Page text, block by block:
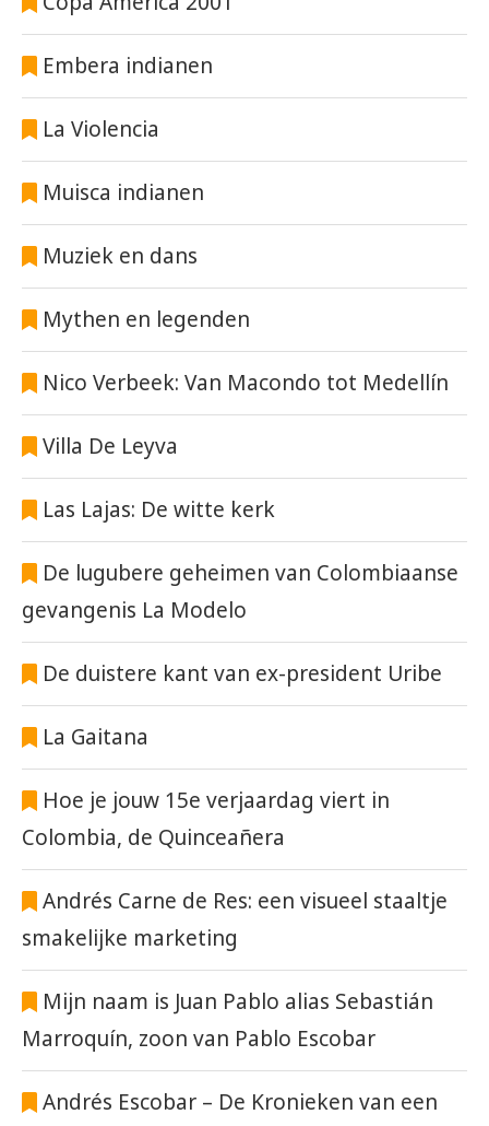
Embera indianen
La Violencia
Muisca indianen
Muziek en dans
Mythen en legenden
Nico Verbeek: Van Macondo tot Medellín
Villa De Leyva
Las Lajas: De witte kerk
De lugubere geheimen van Colombiaanse
gevangenis La Modelo
De duistere kant van ex-president Uribe
La Gaitana
Hoe je jouw 15e verjaardag viert in
Colombia, de Quinceañera
Andrés Carne de Res: een visueel staaltje
smakelijke marketing
Mijn naam is Juan Pablo alias Sebastián
Marroquín, zoon van Pablo Escobar
Andrés Escobar – De Kronieken van een